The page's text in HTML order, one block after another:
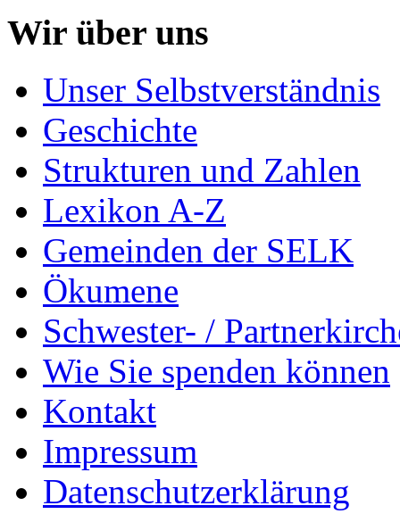
Wir über uns
Unser Selbstverständnis
Geschichte
Strukturen und Zahlen
Lexikon A-Z
Gemeinden der SELK
Ökumene
Schwester- /
Wie Sie spenden können
Kontakt
Impressum
Datenschutzerklärung